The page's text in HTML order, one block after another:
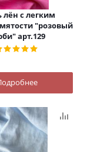
лён с легким
"розовый
барби" арт.129